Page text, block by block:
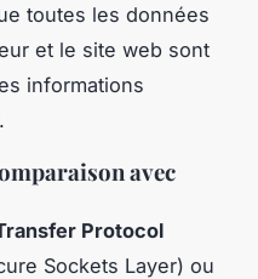
toutes les données
et le site web sont
informations
avec
Protocol
Sockets Layer) ou